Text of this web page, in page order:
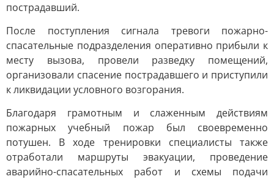
пострадавший.
После поступления сигнала тревоги пожарно-
спасательные подразделения оперативно прибыли к
месту вызова, провели разведку помещений,
организовали спасение пострадавшего и приступили
к ликвидации условного возгорания.
Благодаря грамотным и слаженным действиям
пожарных учебный пожар был своевременно
потушен. В ходе тренировки специалисты также
отработали маршруты эвакуации, проведение
аварийно-спасательных работ и схемы подачи